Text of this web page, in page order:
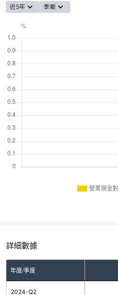
近5年 季報
營業現金
詳細數據
年度/季度
2024-Q2